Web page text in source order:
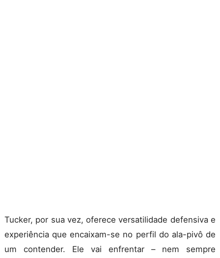
Tucker, por sua vez, oferece versatilidade defensiva e
experiência que encaixam-se no perfil do ala-pivô de
um contender. Ele vai enfrentar – nem sempre